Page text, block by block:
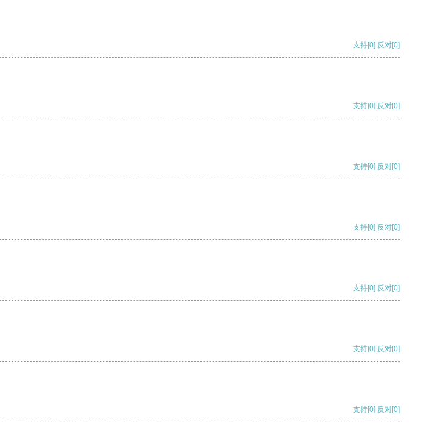
支持[0] 反对[0]
支持[0] 反对[0]
支持[0] 反对[0]
支持[0] 反对[0]
支持[0] 反对[0]
支持[0] 反对[0]
支持[0] 反对[0]